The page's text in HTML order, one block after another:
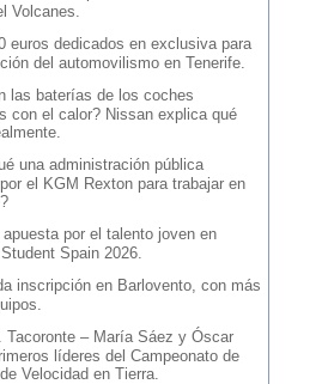
Volcanes.
euros dedicados en exclusiva para
del automovilismo en Tenerife.
las baterías de los coches
con el calor? Nissan explica qué
una administración pública
el KGM Rexton para trabajar en
apuesta por el talento joven en
Spain 2026.
inscripción en Barlovento, con más
Tacoronte – María Sáez y Óscar
líderes del Campeonato de
Velocidad en Tierra.